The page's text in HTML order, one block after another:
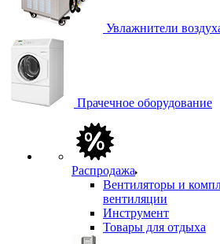
Увлажнители
Прачечное оборудование
Распродажа
Вентиляторы и
вентиляции
Инструмент
Товары для отдыха